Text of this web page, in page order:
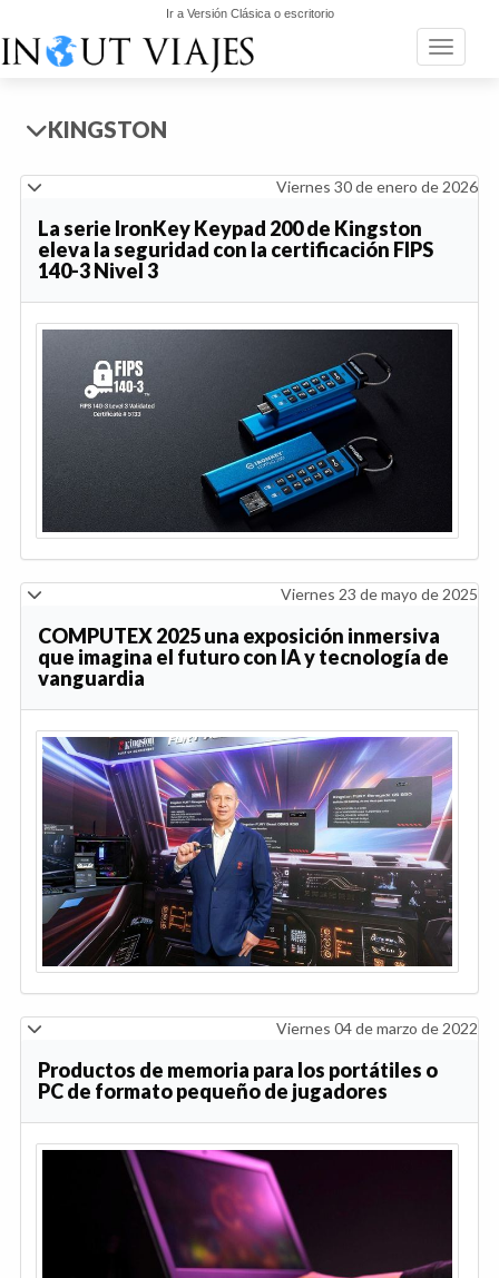
Ir a Versión Clásica o escritorio
Toggle
KINGSTON
Viernes 30 de enero de 2026
La serie IronKey Keypad 200 de Kingston
eleva la seguridad con la certificación FIPS
140-3 Nivel 3
Viernes 23 de mayo de 2025
COMPUTEX 2025 una exposición inmersiva
que imagina el futuro con IA y tecnología de
vanguardia
Viernes 04 de marzo de 2022
Productos de memoria para los portátiles o
PC de formato pequeño de jugadores